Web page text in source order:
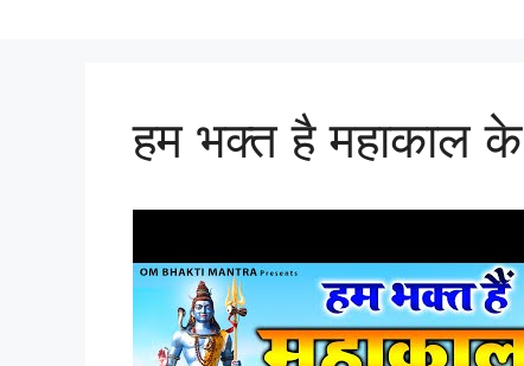
हम भक्त है महाकाल के